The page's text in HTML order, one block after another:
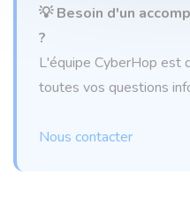
💡 Besoin d'un
?
L'équipe CyberHop est
toutes vos questions
Nous contacter